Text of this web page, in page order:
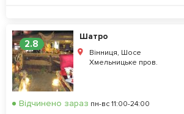
2.8
Шатро
Вінниця, Шосе
Хмельницьке пров.
Відчинено зараз пн-вс 11:00-24:00